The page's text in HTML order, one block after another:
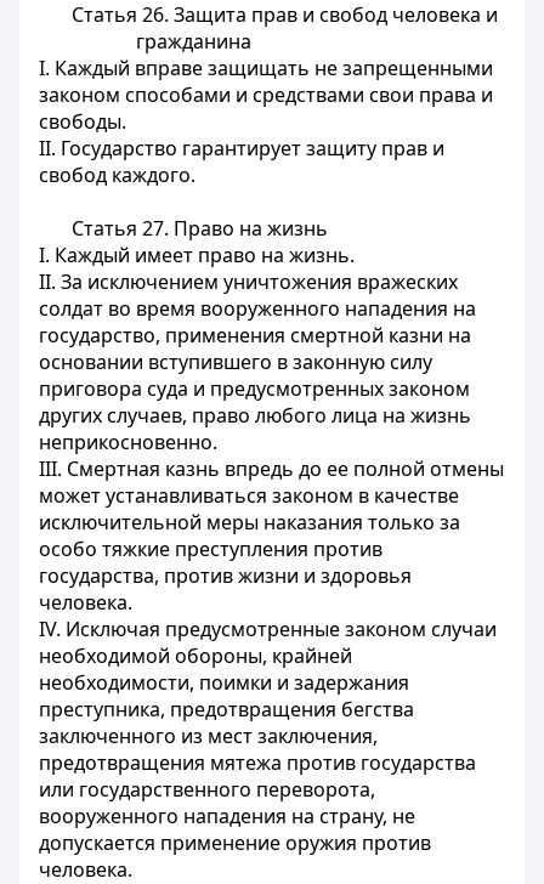
Статья 26. Защита прав и свобод человека и
гражданина
I. Каждый вправе защищать не запрещенными
законом способами и средствами свои права и
свободы.
II. Государство гарантирует защиту прав и
свобод каждого.
Статья 27. Право на жизнь
I. Каждый имеет право на жизнь.
II. За исключением уничтожения вражеских
солдат во время вооруженного нападения на
государство, применения смертной казни на
основании вступившего в законную силу
приговора суда и предусмотренных законом
других случаев, право любого лица на жизнь
неприкосновенно.
III. Смертная казнь впредь до ее полной отмены
может устанавливаться законом в качестве
исключительной меры наказания только за
особо тяжкие преступления против
государства, против жизни и здоровья
человека.
IV. Исключая предусмотренные законом случаи
необходимой обороны, крайней
необходимости, поимки и задержания
преступника, предотвращения бегства
заключенного из мест заключения,
предотвращения мятежа против государства
или государственного переворота,
вооруженного нападения на страну, не
допускается применение оружия против
человека.